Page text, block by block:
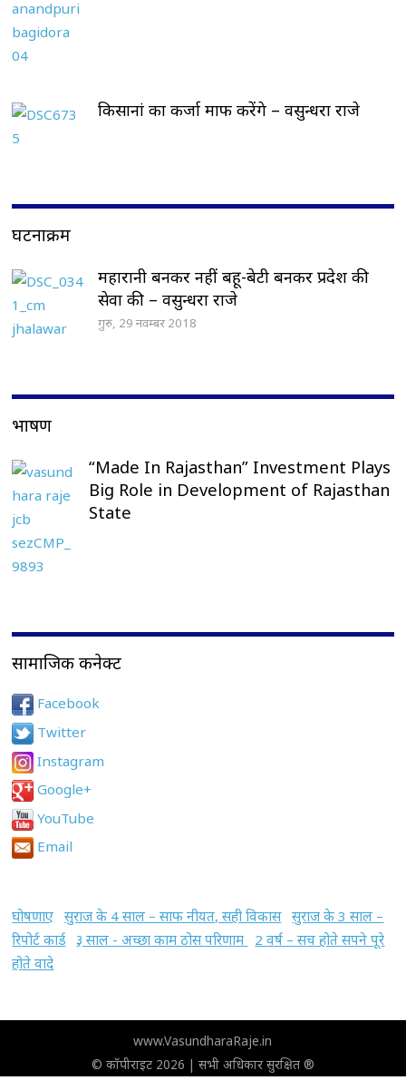
किसानां का कर्जा माफ करेंगे – वसुन्धरा राजे
घटनाक्रम
महारानी बनकर नहीं बहू-बेटी बनकर प्रदेश की
सेवा की – वसुन्धरा राजे
गुरु, 29 नवम्बर 2018
भाषण
“Made In Rajasthan” Investment Plays
Big Role in Development of Rajasthan
State
सामाजिक कनेक्ट
Facebook
Twitter
Instagram
Google+
YouTube
Email
घोषणाए सुराज के 4 साल – साफ नीयत, सही विकास सुराज के 3 साल –
रिपोर्ट कार्ड
३ साल - अच्छा काम ठोस परिणाम
2 वर्ष – सच होते सपने पूरे
होते वादे
www.VasundharaRaje.in
© कॉपीराइट 2026 | सभी अधिकार सुरक्षित ®